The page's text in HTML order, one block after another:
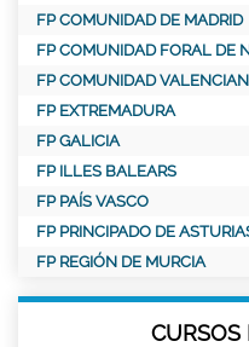
FP COMUNIDAD DE MADRID
FP COMUNIDAD FORAL DE
FP COMUNIDAD
FP EXTREMADURA
FP GALICIA
FP ILLES BALEARS
FP PAÍS VASCO
FP PRINCIPADO DE
FP REGIÓN DE MURCIA
CURSOS